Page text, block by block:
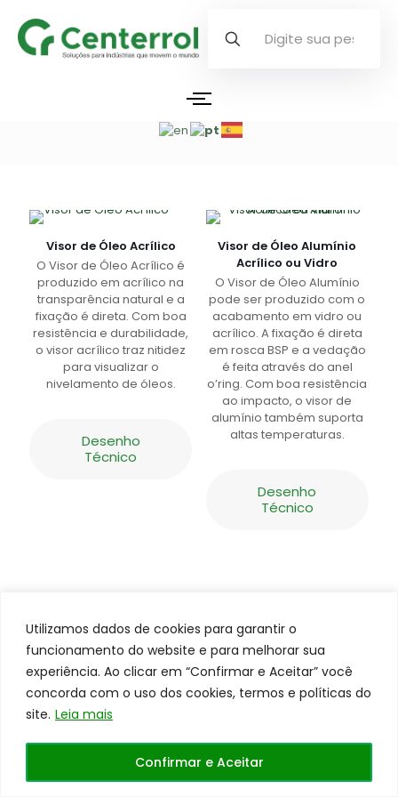
Utilizamos dados de cookies para garantir o
funcionamento do website e para melhorar sua
experiência. Ao clicar em “Confirmar e Aceitar” você
concorda com o uso dos cookies, termos e políticas do
site. Leia mais
Confirmar e Aceitar
Visor de Óleo Acrílico
O Visor de Óleo Acrílico é
produzido em acrílico na
transparência natural e a
fixação é direta. Com boa
resistência e durabilidade,
o visor acrílico traz nitidez
para visualizar o
nivelamento de óleos.
Desenho
Técnico
Visor de Óleo Alumínio
Acrílico ou Vidro
O Visor de Óleo Alumínio
pode ser produzido com o
acabamento em vidro ou
acrílico. A fixação é direta
em rosca BSP e a vedação
é feita através do anel
o’ring. Com boa resistência
ao impacto, o visor de
alumínio também suporta
altas temperaturas.
Desenho
Técnico
Todos os direitos reservados aCenterrol©Site
desenvolvido pela WEB41